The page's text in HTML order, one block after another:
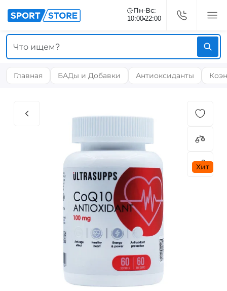
Пн-Вс:
10:00 22:00
Главная БАДы и Добавки Антиоксиданты
Хит